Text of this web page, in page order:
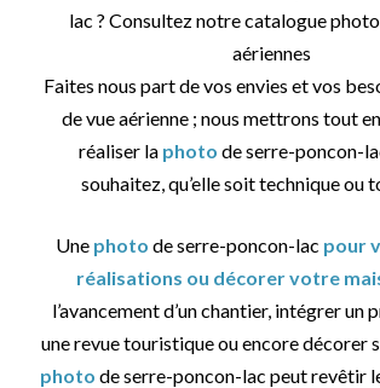
lac ? Consultez notre catalogue
aériennes
Faites nous part de vos envies et vos
de vue aérienne ; nous mettrons tout
réaliser la photo de serre-poncon-
souhaitez, qu’elle soit technique ou
Une photo de serre-poncon-lac pour
réalisations ou décorer votre
l’avancement d’un chantier, intégrer un
une revue touristique ou encore décorer
photo de serre-poncon-lac peut revêtir